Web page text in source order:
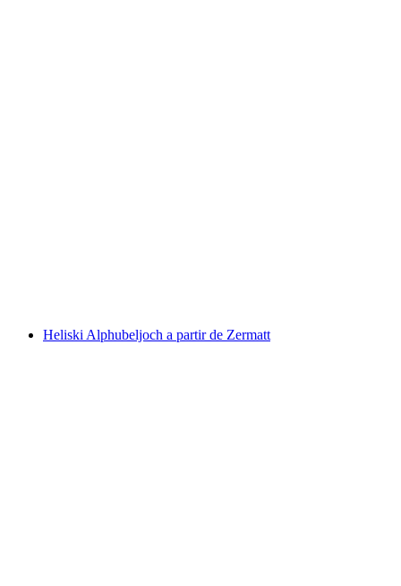
Heliski Alphubeljoch a partir de Zermatt